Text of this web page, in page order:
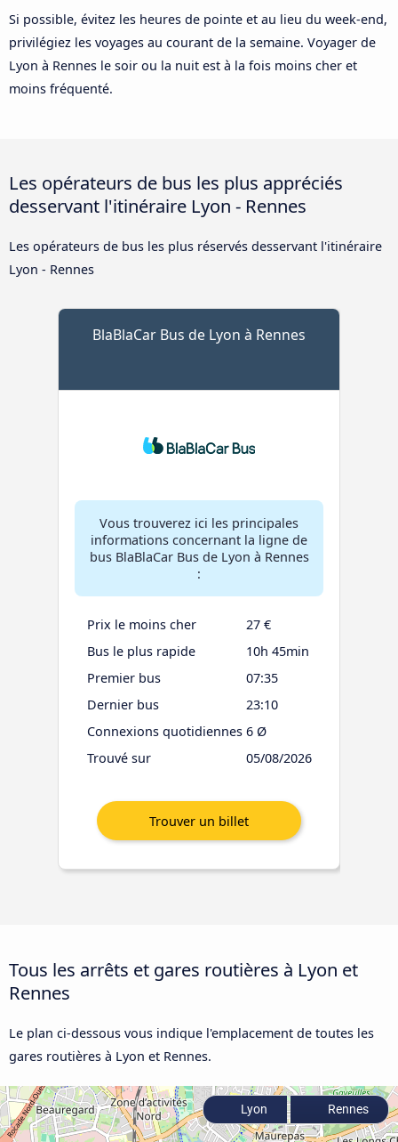
Si possible, évitez les heures de pointe et au lieu du week-end,
privilégiez les voyages au courant de la semaine. Voyager de
Lyon à Rennes le soir ou la nuit est à la fois moins cher et
moins fréquenté.
Les opérateurs de bus les plus appréciés
desservant l'itinéraire Lyon - Rennes
Les opérateurs de bus les plus réservés desservant l'itinéraire
Lyon - Rennes
BlaBlaCar Bus de Lyon à Rennes
Vous trouverez ici les principales
informations concernant la ligne de
bus BlaBlaCar Bus de Lyon à Rennes
:
Prix le moins cher
27 €
Bus le plus rapide
10h 45min
Premier bus
07:35
Dernier bus
23:10
Connexions quotidiennes 6 Ø
Trouvé sur
05/08/2026
Tous les arrêts et gares routières à Lyon et
Rennes
Le plan ci-dessous vous indique l'emplacement de toutes les
gares routières à Lyon et Rennes.
Lyon Rennes